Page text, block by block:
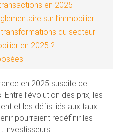
en 2025
sur l’immobilier
du secteur
en 2025 ?
en 2025 suscite de
l’évolution des prix, les
et les défis liés aux taux
pourraient redéfinir les
investisseurs.